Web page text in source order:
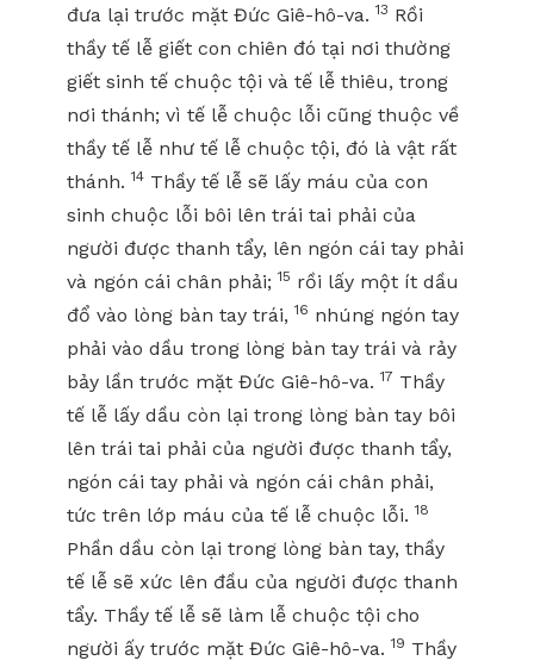
đưa lại trước mặt Đức Giê-hô-va.13 Rồi
thầy tế lễ giết con chiên đó tại nơi thường
giết sinh tế chuộc tội và tế lễ thiêu, trong
nơi thánh; vì tế lễ chuộc lỗi cũng thuộc về
thầy tế lễ như tế lễ chuộc tội, đó là vật rất
thánh.14 Thầy tế lễ sẽ lấy máu của con
sinh chuộc lỗi bôi lên trái tai phải của
người được thanh tẩy, lên ngón cái tay phải
và ngón cái chân phải;15 rồi lấy một ít dầu
đổ vào lòng bàn tay trái,16 nhúng ngón tay
phải vào dầu trong lòng bàn tay trái và rảy
bảy lần trước mặt Đức Giê-hô-va.17 Thầy
tế lễ lấy dầu còn lại trong lòng bàn tay bôi
lên trái tai phải của người được thanh tẩy,
ngón cái tay phải và ngón cái chân phải,
tức trên lớp máu của tế lễ chuộc lỗi.18
Phần dầu còn lại trong lòng bàn tay, thầy
tế lễ sẽ xức lên đầu của người được thanh
tẩy. Thầy tế lễ sẽ làm lễ chuộc tội cho
người ấy trước mặt Đức Giê-hô-va.19 Thầy